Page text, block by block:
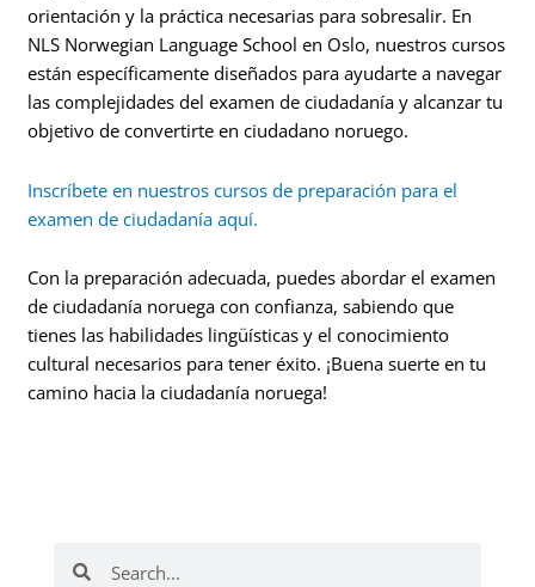
orientación y la práctica necesarias para sobresalir. En
NLS Norwegian Language School en Oslo, nuestros cursos
están específicamente diseñados para ayudarte a navegar
las complejidades del examen de ciudadanía y alcanzar tu
objetivo de convertirte en ciudadano noruego.
Inscríbete en nuestros cursos de preparación para el
examen de ciudadanía aquí.
Con la preparación adecuada, puedes abordar el examen
de ciudadanía noruega con confianza, sabiendo que
tienes las habilidades lingüísticas y el conocimiento
cultural necesarios para tener éxito. ¡Buena suerte en tu
camino hacia la ciudadanía noruega!